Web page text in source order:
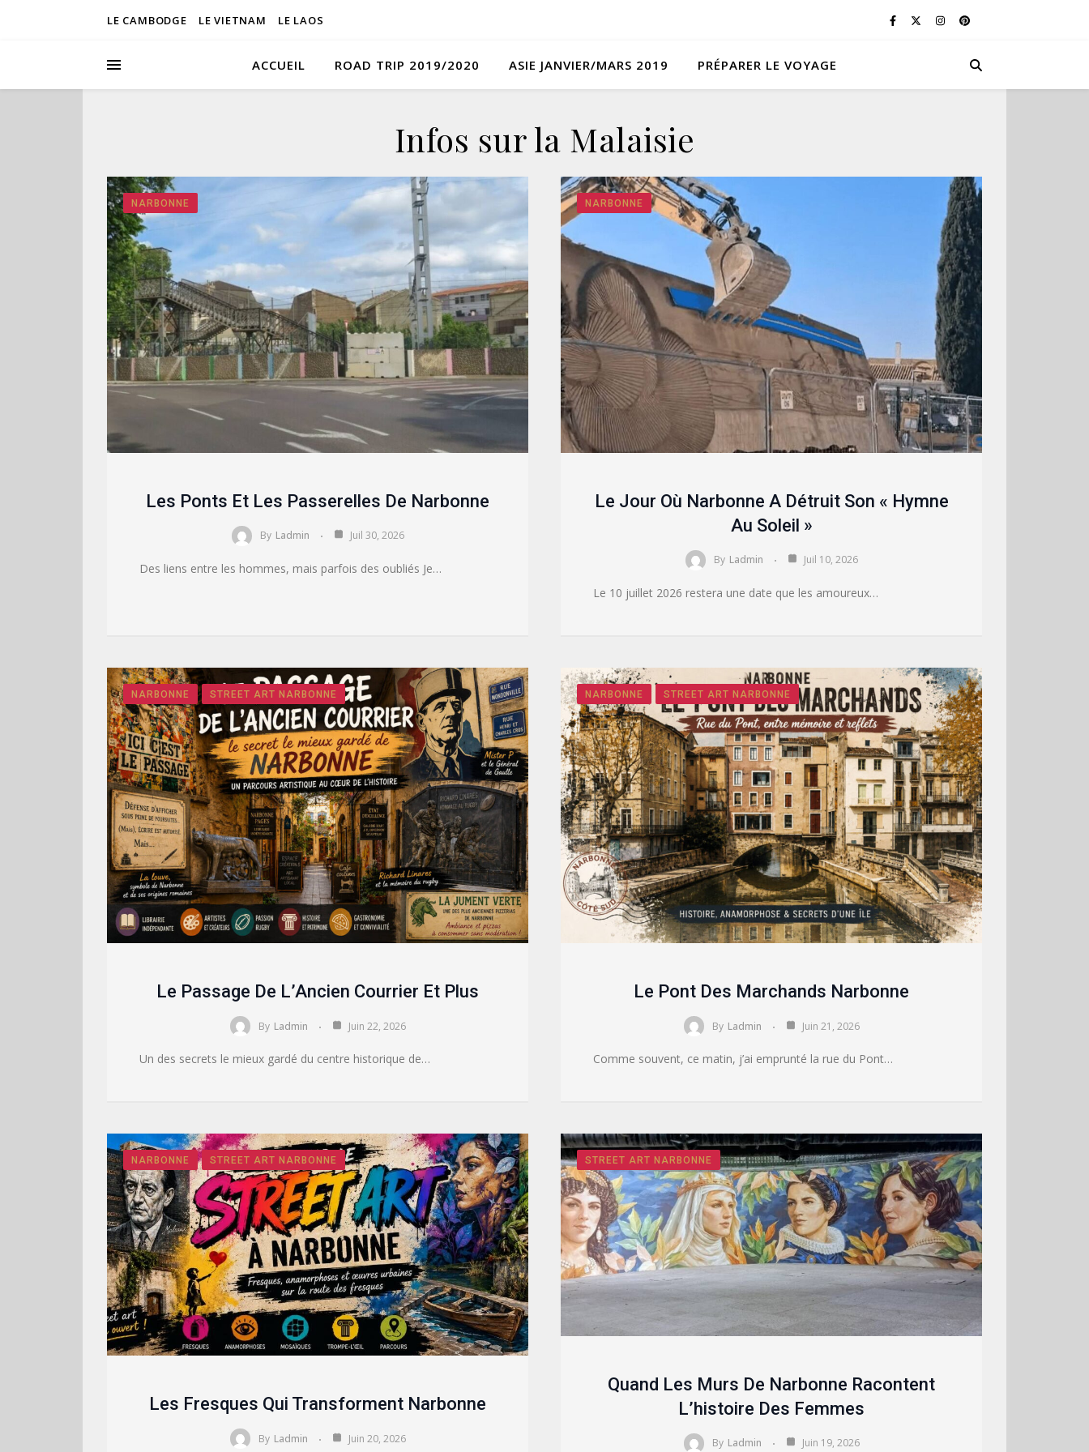
LE CAMBODGE LE VIETNAM LE LAOS
ACCUEIL ROAD TRIP 2019/2020 ASIE JANVIER/MARS 2019 PRÉPARER LE VOYAGE
Infos sur la Malaisie
NARBONNE
Les Ponts Et Les Passerelles De Narbonne
By Ladmin Juil 30, 2026
Des liens entre les hommes, mais parfois des oubliés Je…
NARBONNE
Le Jour Où Narbonne A Détruit Son « Hymne
Au Soleil »
By Ladmin Juil 10, 2026
Le 10 juillet 2026 restera une date que les amoureux…
NARBONNE STREET ART NARBONNE
Le Passage De L’Ancien Courrier Et Plus
By Ladmin Juin 22, 2026
Un des secrets le mieux gardé du centre historique de…
NARBONNE STREET ART NARBONNE
Le Pont Des Marchands Narbonne
By Ladmin Juin 21, 2026
Comme souvent, ce matin, j’ai emprunté la rue du Pont…
NARBONNE STREET ART NARBONNE
Les Fresques Qui Transforment Narbonne
By Ladmin Juin 20, 2026
STREET ART NARBONNE
Quand Les Murs De Narbonne Racontent
L’histoire Des Femmes
By Ladmin Juin 19, 2026